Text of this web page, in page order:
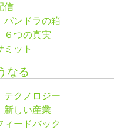
信
ンドラの箱
つの真実
ミット
なる
クノロジー
しい産業
ィードバック